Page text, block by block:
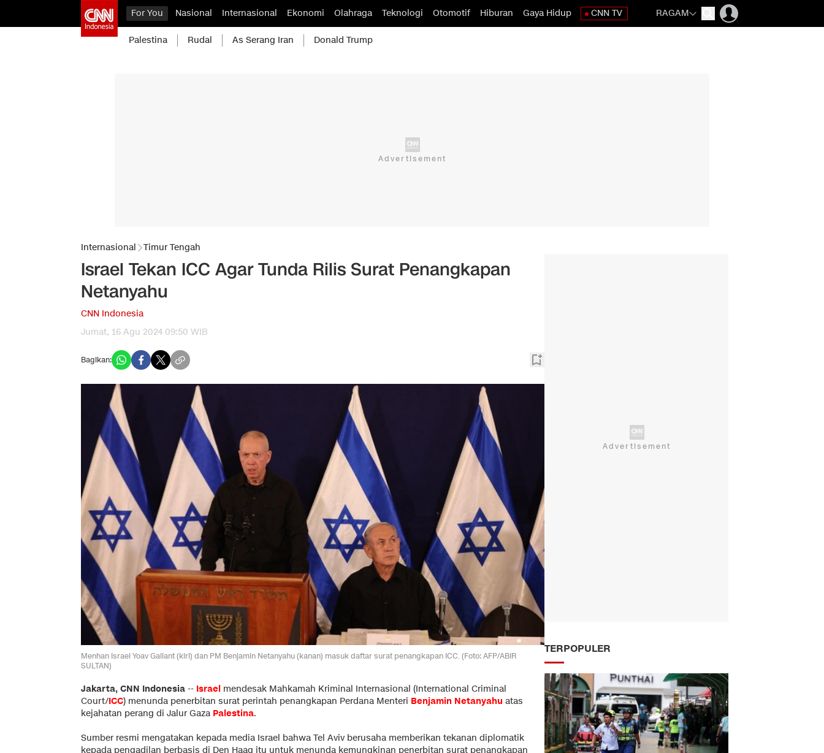
For You Nasional Internasional Ekonomi Olahraga Teknologi Otomotif Hiburan Gaya Hidup CNN TV RAGAM
Palestina Rudal As Serang Iran Donald Trump
Internasional Timur Tengah
Israel Tekan ICC Agar Tunda Rilis Surat Penangkapan
Netanyahu
CNN Indonesia
Jumat, 16 Agu 2024 09:50 WIB
Bagikan:
Menhan Israel Yoav Gallant (kiri) dan PM Benjamin Netanyahu (kanan) masuk daftar surat penangkapan ICC. (Foto: AFP/ABIR
SULTAN)
Jakarta, CNN Indonesia -- Israel mendesak Mahkamah Kriminal Internasional (International Criminal
Court/ICC) menunda penerbitan surat perintah penangkapan Perdana Menteri Benjamin Netanyahu atas
kejahatan perang di Jalur Gaza Palestina.
Sumber resmi mengatakan kepada media Israel bahwa Tel Aviv berusaha memberikan tekanan diplomatik
kepada pengadilan berbasis di Den Haag itu untuk menunda kemungkinan penerbitan surat penangkapan
TERPOPULER